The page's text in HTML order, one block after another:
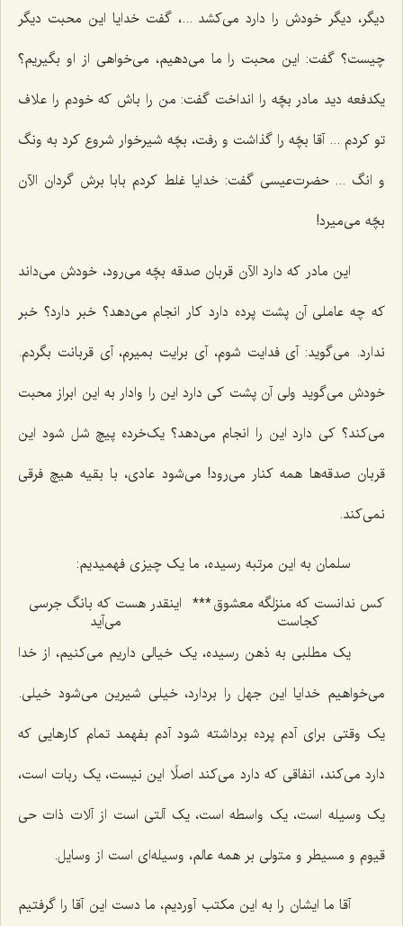
دیگر، دیگر خودش را دارد می‌کشد ...، گفت خدایا این محبت دیگر
چیست؟ گفت: این محبت را ما می‌دهیم، می‌خواهی از او بگیریم؟
یکدفعه دید مادر بچّه را انداخت گفت: من را باش که خودم را علاف
تو کردم ... آقا بچّه را گذاشت و رفت، بچّه شیرخوار شروع کرد به ونگ
و انگ ... حضرت‌عیسی گفت: خدایا غلط کردم بابا برش گردان الآن
بچّه می‌میرد!
این مادر که دارد الآن قربان صدقه بچّه می‌رود، خودش می‌داند
که چه عاملی آن پشت پرده دارد کار انجام می‌دهد؟ خبر دارد؟ خبر
ندارد. می‌گوید: آی فدایت شوم، آی برایت بمیرم، آی قربانت بگردم.
خودش می‌گوید ولی آن پشت کی دارد این را وادار به این ابراز محبت
می‌کند؟ کی دارد این را انجام می‌دهد؟ یک‌خرده پیچ شل شود این
قربان صدقه‌ها همه کنار می‌رود! می‌شود عادی، با بقیه هیچ فرقی
نمی‌کند.
سلمان به این مرتبه رسیده، ما یک چیزی فهمیدیم:
کس ندانست که منزلگه معشوق
کجاست‌
*** اینقدر هست که بانگ جرسی
می‌آید
یک مطلبی به ذهن رسیده، یک خیالی داریم می‌کنیم، از خدا
می‌خواهیم خدایا این جهل را بردارد، خیلی شیرین می‌شود خیلی.
یک وقتی برای آدم پرده برداشته شود آدم بفهمد تمام کارهایی که
دارد می‌کند، انفاقی که دارد می‌کند اصلًا این نیست، یک ربات است،
یک وسیله است، یک واسطه است، یک آلتی است از آلات ذات حی
قیوم و مسیطر و متولی بر همه عالم، وسیله‌ای است از وسایل.
آقا ما ایشان را به این مکتب آوردیم، ما دست این آقا را گرفتیم